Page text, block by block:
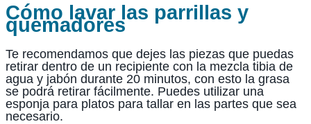
Cómo lavar las parrillas y
quemadores
Te recomendamos que dejes las piezas que puedas
retirar dentro de un recipiente con la mezcla tibia de
agua y jabón durante 20 minutos, con esto la grasa
se podrá retirar fácilmente. Puedes utilizar una
esponja para platos para tallar en las partes que sea
necesario.